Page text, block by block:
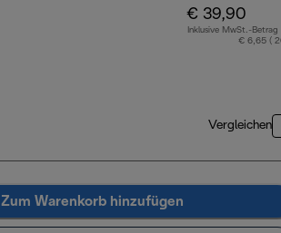
€ 39,90
Inklusive MwSt.-Betrag
€ 6,65 (
Vergleichen
Zum Warenkorb hinzufügen